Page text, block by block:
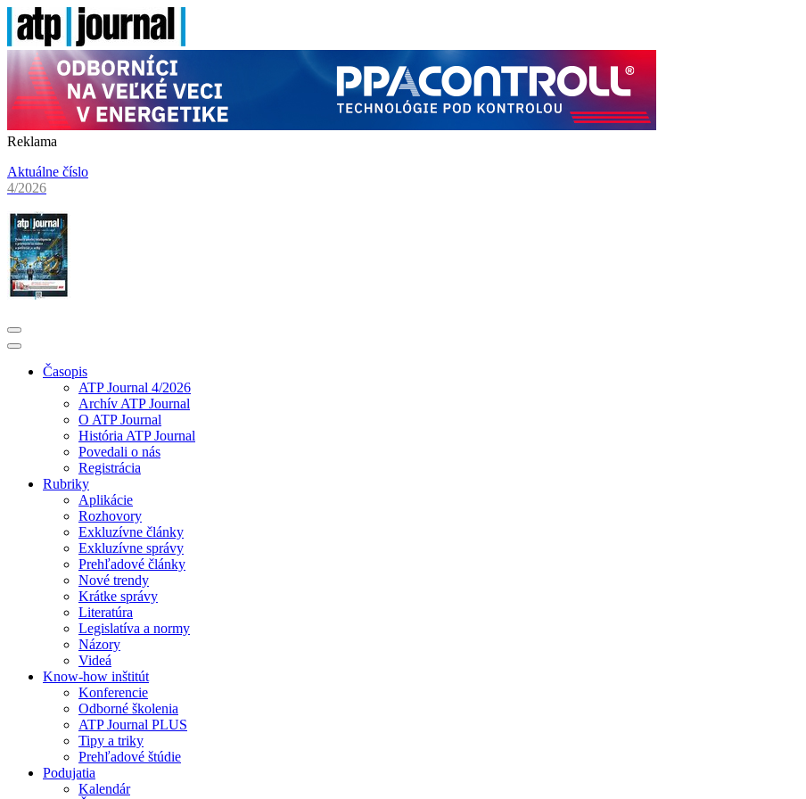
Reklama
Aktuálne číslo
4/2026
Časopis
ATP Journal 4/2026
Archív ATP Journal
O ATP Journal
História ATP Journal
Povedali o nás
Registrácia
Rubriky
Aplikácie
Rozhovory
Exkluzívne články
Exkluzívne správy
Prehľadové články
Nové trendy
Krátke správy
Literatúra
Legislatíva a normy
Názory
Videá
Know-how inštitút
Konferencie
Odborné školenia
ATP Journal PLUS
Tipy a triky
Prehľadové štúdie
Podujatia
Kalendár